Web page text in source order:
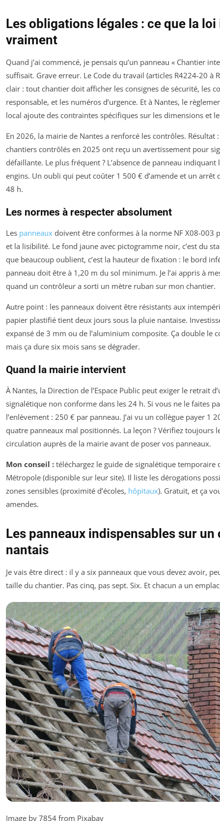
Les obligations légales : ce que la
vraiment
Quand j’ai commencé, je pensais qu’un panneau « Chantier
suffisait. Grave erreur. Le Code du travail (articles R4224-20 à
clair : tout chantier doit afficher les consignes de sécurité, les
responsable, et les numéros d’urgence. Et à Nantes, le
local ajoute des contraintes spécifiques sur les dimensions et
En 2026, la mairie de Nantes a renforcé les contrôles. Résultat
chantiers contrôlés en 2025 ont reçu un avertissement pour
défaillante. Le plus fréquent ? L’absence de panneau indiquant
engins. Un oubli qui peut coûter 1 500 € d’amende et un arrêt
48 h.
Les normes à respecter absolument
Les panneaux doivent être conformes à la norme NF X08-003
et la lisibilité. Le fond jaune avec pictogramme noir, c’est du
que beaucoup oublient, c’est la hauteur de fixation : le bord
panneau doit être à 1,20 m du sol minimum. Je l’ai appris à
quand un contrôleur a sorti un mètre ruban sur mon chantier.
Autre point : les panneaux doivent être résistants aux
papier plastifié tient deux jours sous la pluie nantaise.
expansé de 3 mm ou de l’aluminium composite. Ça double le
mais ça dure six mois sans se dégrader.
Quand la mairie intervient
À Nantes, la Direction de l’Espace Public peut exiger le retrait
signalétique non conforme dans les 24 h. Si vous ne le faites
l’enlèvement : 250 € par panneau. J’ai vu un collègue payer 1
quatre panneaux mal positionnés. La leçon ? Vérifiez toujours
circulation auprès de la mairie avant de poser vos panneaux.
Mon conseil : téléchargez le guide de signalétique temporaire
Métropole (disponible sur leur site). Il liste les dérogations
zones sensibles (proximité d’écoles, hôpitaux). Gratuit, et ça
amendes.
Les panneaux indispensables sur un
nantais
Je vais être direct : il y a six panneaux que vous devez avoir,
taille du chantier. Pas cinq, pas sept. Six. Et chacun a un
Image by 7854 from Pixabay